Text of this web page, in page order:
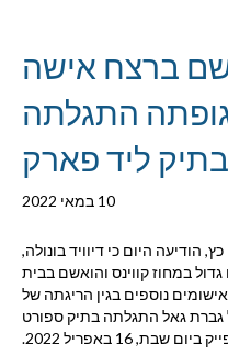
ברצח אישה
התגלתה
בתיק ליד פארק
10 במאי 2022
הודיעה היום כי דיוויד בונולה,
גדול במחוז קווינס והואשם בבית
נוספים בגין הריגתה של
ה-51. גופתה של גברת גאל התגלתה בתיק ספורט
הוקי בשדרת מטרופוליטן ליד יוניון טרנפייק ביום שבת, 16 באפריל 2022.